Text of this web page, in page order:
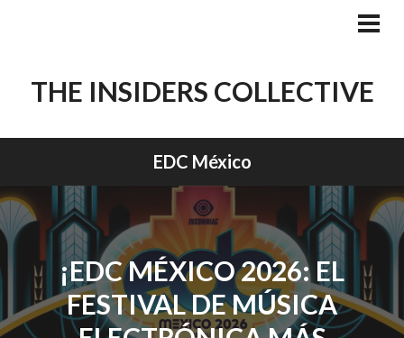
THE INSIDERS COLLECTIVE
EDC México
¡EDC MÉXICO 2026: EL
FESTIVAL DE MÚSICA